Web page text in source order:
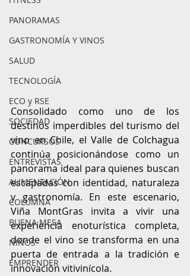
PANORAMAS
GASTRONOMÍA Y VINOS
SALUD
TECNOLOGÍA
ECO y RSE
SOCIEDAD
CONCURSOS
ENTREVISTAS
ALIMENTACIÓN
COLUMNA
BUENA MESA
NIÑOS
EMPRENDER
Consolidado como uno de los
destinos imperdibles del turismo del
vino en Chile, el Valle de Colchagua
continúa posicionándose como un
panorama ideal para quienes buscan
escapadas con identidad, naturaleza
y gastronomía. En este escenario,
Viña MontGras invita a vivir una
experiencia enoturística completa,
donde el vino se transforma en una
puerta de entrada a la tradición e
innovación vitivinícola.